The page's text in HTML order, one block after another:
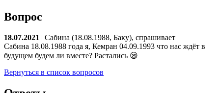
Вопрос
18.07.2021 | Сабина (18.08.1988, Баку), спрашивает
Сабина 18.08.1988 года я, Кемран 04.09.1993 что нас ждёт в
будущем будем ли вместе? Растались 😪
Вернуться в список вопросов